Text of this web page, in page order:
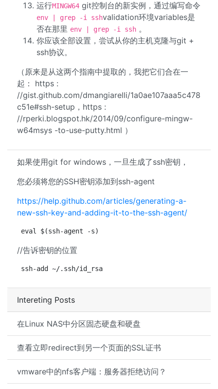
Intereting Posts
在Linux NAS中分区固态硬盘和硬盘
查看立即redirect到另一个页面的SSL证书
vmware中的nfs客户端：服务器拒绝访问？
运行MINGW64 git控制台的新实例，通过编写命令
env | grep -i sshvalidation环境variables是
否在那里 env | grep -i ssh 。
你应该全部设置，尝试从你的主机克隆与git +
ssh协议。
（原来是从这两个指南中提取的，我把它们合在一
起： https :
//gist.github.com/dmangiarelli/1a0ae107aaa5c478
c51e#ssh-setup，https :
//rperki.blogspot.hk/2014/09/configure-mingw-
w64msys -to-use-putty.html ）
如果使用git for windows，一旦生成了ssh密钥，
您必须将您的SSH密钥添加到ssh-agent
https://help.github.com/articles/generating-a-
new-ssh-key-and-adding-it-to-the-ssh-agent/
eval $(ssh-agent -s)
//告诉密钥的位置
ssh-add ~/.ssh/id_rsa